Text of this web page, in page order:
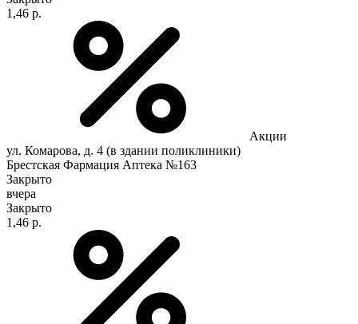
1,46 р.
Акции
ул. Комарова, д. 4 (в здании поликлиники)
Брестская Фармация Аптека №163
Закрыто
вчера
Закрыто
1,46 р.